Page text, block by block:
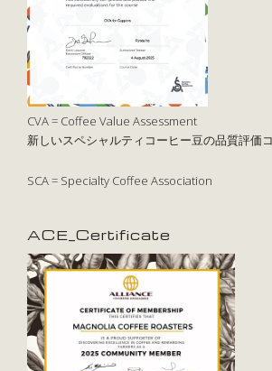
CVA = Coffee Value Assessment
新しいスペシャルティコーヒー豆の品質評価
SCA = Specialty Coffee Association
ACE_Certificate